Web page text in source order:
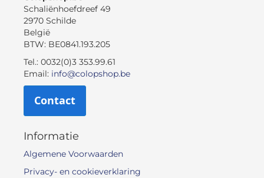
Schaliënhoefdreef 49
2970 Schilde
België
BTW: BE0841.193.205
Tel.: 0032(0)3 353.99.61
Email: info@colopshop.be
Contact
Informatie
Algemene Voorwaarden
Privacy- en cookieverklaring